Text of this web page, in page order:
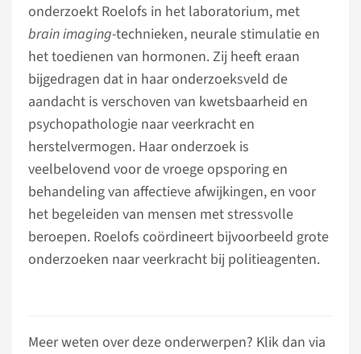
onderzoekt Roelofs in het laboratorium, met
brain imaging-technieken, neurale stimulatie en
het toedienen van hormonen. Zij heeft eraan
bijgedragen dat in haar onderzoeksveld de
aandacht is verschoven van kwetsbaarheid en
psychopathologie naar veerkracht en
herstelvermogen. Haar onderzoek is
veelbelovend voor de vroege opsporing en
behandeling van affectieve afwijkingen, en voor
het begeleiden van mensen met stressvolle
beroepen. Roelofs coördineert bijvoorbeeld grote
onderzoeken naar veerkracht bij politieagenten.
Meer weten over deze onderwerpen? Klik dan via